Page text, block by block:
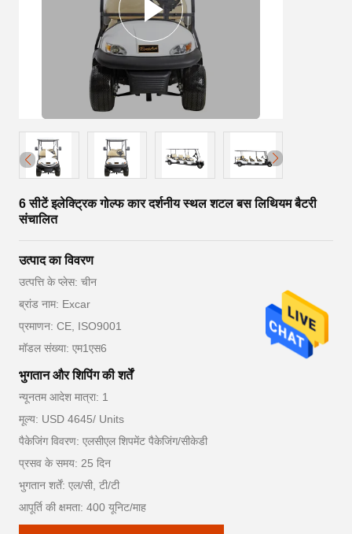
6 सीटें इलेक्ट्रिक गोल्फ कार दर्शनीय स्थल शटल बस लिथियम बैटरी
संचालित
उत्पाद का विवरण
उत्पत्ति के प्लेस: चीन
ब्रांड नाम: Excar
प्रमाणन: CE, ISO9001
मॉडल संख्या: एम1एस6
भुगतान और शिपिंग की शर्तें
न्यूनतम आदेश मात्रा: 1
मूल्य: USD 4645/ Units
पैकेजिंग विवरण: एलसीएल शिपमेंट पैकेजिंग/सीकेडी
प्रसव के समय: 25 दिन
भुगतान शर्तें: एल/सी, टी/टी
आपूर्ति की क्षमता: 400 यूनिट/माह